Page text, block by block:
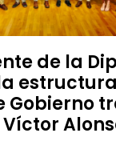
de la
Gobierno